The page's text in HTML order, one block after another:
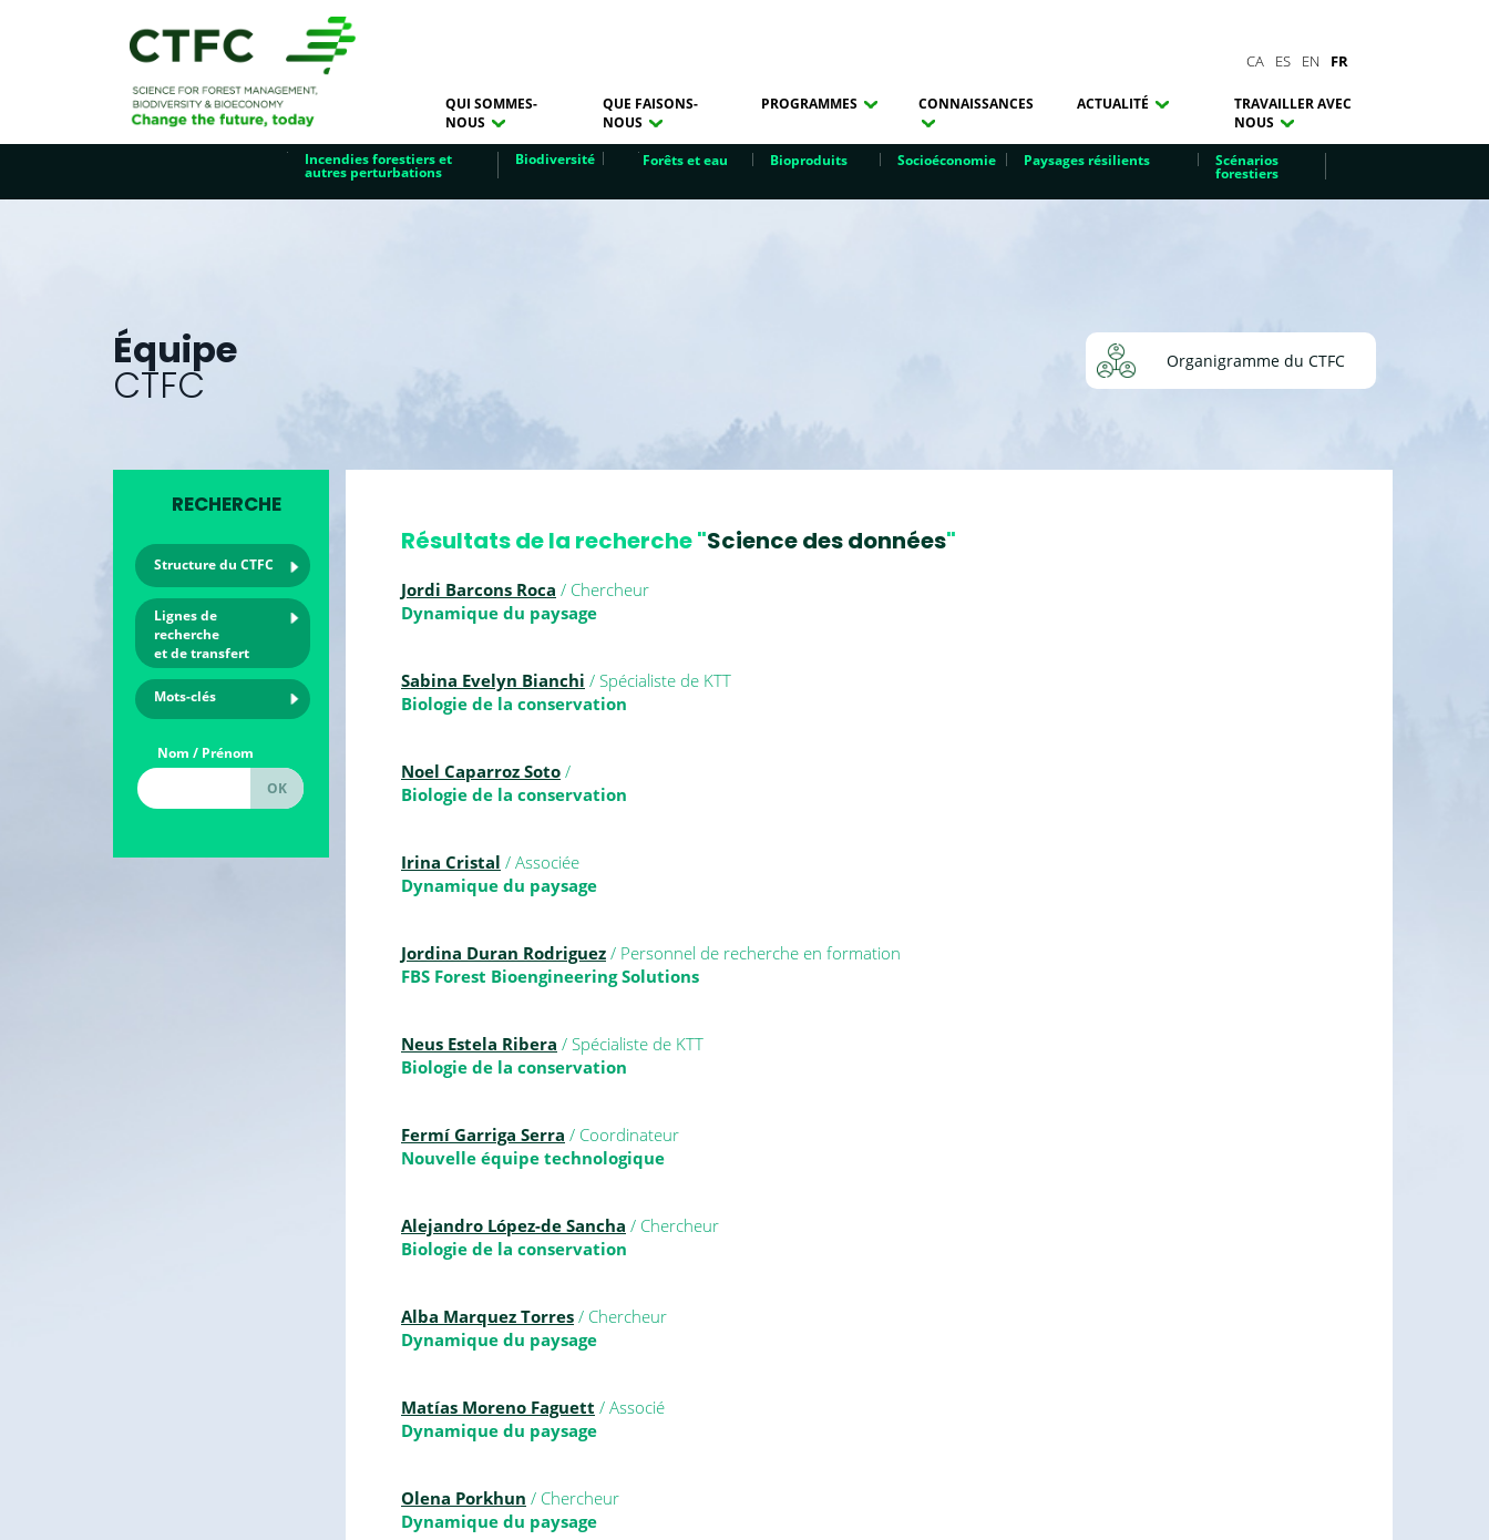
CA ES EN FR
QUI SOMMES-
NOUS
QUE FAISONS-
NOUS
PROGRAMMES CONNAISSANCES ACTUALITÉ
TRAVAILLER AVEC
NOUS
Incendies forestiers et
autres perturbations
Biodiversité Forêts et eau Bioproduits Socioéconomie Paysages résilients Scénarios
forestiers
Équipe
CTFC
Organigramme du CTFC
RECHERCHE
Structure du CTFC
Lignes de
recherche
et de transfert
Mots-clés
Nom / Prénom
Résultats de la recherche "Science des données"
Jordi Barcons Roca / Chercheur
Dynamique du paysage
Sabina Evelyn Bianchi / Spécialiste de KTT
Biologie de la conservation
Noel Caparroz Soto /
Biologie de la conservation
Irina Cristal / Associée
Dynamique du paysage
Jordina Duran Rodriguez / Personnel de recherche en formation
FBS Forest Bioengineering Solutions
Neus Estela Ribera / Spécialiste de KTT
Biologie de la conservation
Fermí Garriga Serra / Coordinateur
Nouvelle équipe technologique
Alejandro López-de Sancha / Chercheur
Biologie de la conservation
Alba Marquez Torres / Chercheur
Dynamique du paysage
Matías Moreno Faguett / Associé
Dynamique du paysage
Olena Porkhun / Chercheur
Dynamique du paysage